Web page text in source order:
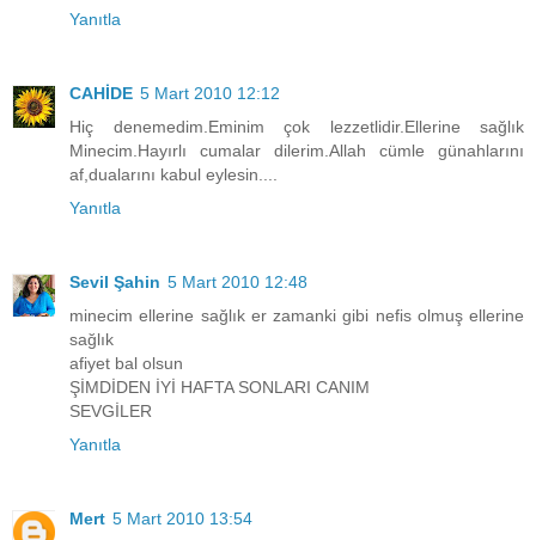
Yanıtla
CAHİDE 5 Mart 2010 12:12
Hiç denemedim.Eminim çok lezzetlidir.Ellerine sağlık
Minecim.Hayırlı cumalar dilerim.Allah cümle günahlarını
af,dualarını kabul eylesin....
Yanıtla
Sevil Şahin 5 Mart 2010 12:48
minecim ellerine sağlık er zamanki gibi nefis olmuş ellerine
sağlık
afiyet bal olsun
ŞİMDİDEN İYİ HAFTA SONLARI CANIM
SEVGİLER
Yanıtla
Mert 5 Mart 2010 13:54